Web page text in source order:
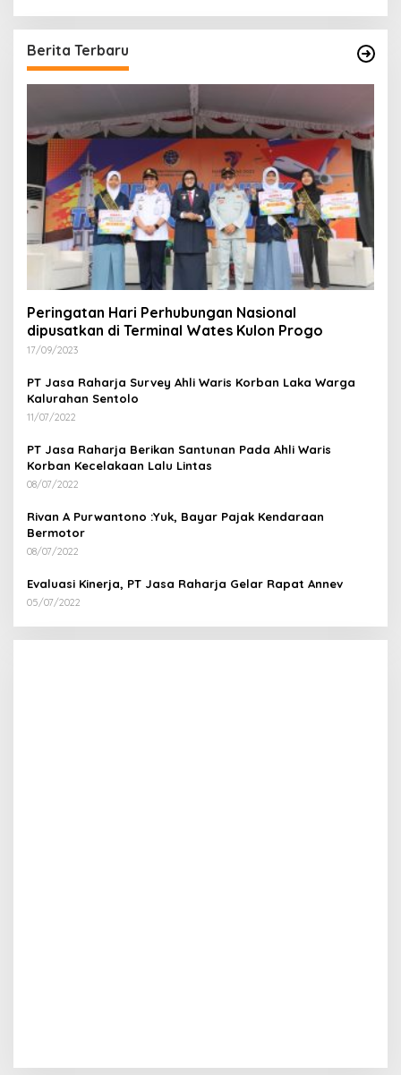
Berita Terbaru
Peringatan Hari Perhubungan Nasional
dipusatkan di Terminal Wates Kulon Progo
17/09/2023
PT Jasa Raharja Survey Ahli Waris Korban Laka Warga
Kalurahan Sentolo
11/07/2022
PT Jasa Raharja Berikan Santunan Pada Ahli Waris
Korban Kecelakaan Lalu Lintas
08/07/2022
Rivan A Purwantono :Yuk, Bayar Pajak Kendaraan
Bermotor
08/07/2022
Evaluasi Kinerja, PT Jasa Raharja Gelar Rapat Annev
05/07/2022